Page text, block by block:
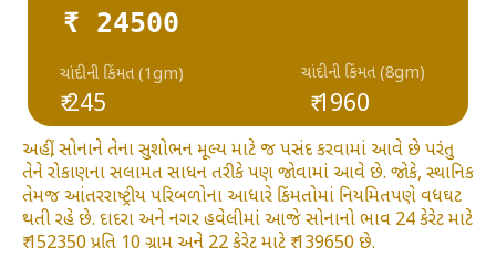
₹ 24500
₹ 245
ચાંદીની કિંમત (1gm) ચાંદીની કિંમત (8gm)
₹ 1960
અહીં, સોનાને તેના સુશોભન મૂલ્ય માટે જ પસંદ કરવામાં આવે છે પરંતુ
તેને રોકાણના સલામત સાધન તરીકે પણ જોવામાં આવે છે. જોકે, સ્થાનિક
તેમજ આંતરરાષ્ટ્રીય પરિબળોના આધારે કિંમતોમાં નિયમિતપણે વધઘટ
થતી રહે છે. દાદરા અને નગર હવેલીમાં આજે સોનાનો ભાવ 24 કેરેટ માટે
₹ 152350 પ્રતિ 10 ગ્રામ અને 22 કેરેટ માટે ₹ 139650 છે.